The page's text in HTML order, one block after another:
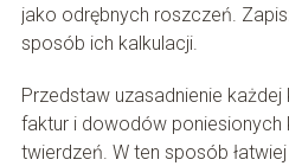
jako odrębnych roszczeń.
sposób ich kalkulacji.
Przedstaw uzasadnienie każdej
faktur i dowodów
twierdzeń. W ten sposób